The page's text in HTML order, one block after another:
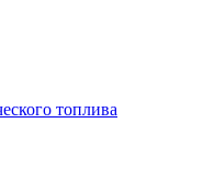
топлива